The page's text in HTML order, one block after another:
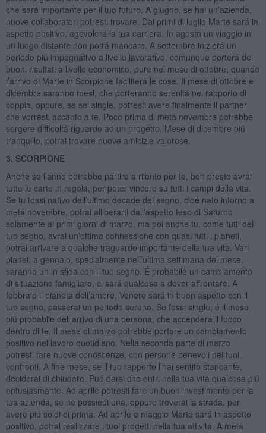
che sará importante per il tuo futuro. A giugno, se hai un’azienda,
nuove collaboratori potresti trovare. Dai primi di luglio Marte sará in
aspetto positivo, agevolerá la tua carriera. In agosto un viaggio in
un luogo distante non potrá mancare. A settembre inizierá un
periodo piú impegnativo a livello lavorativo, comunque porterá dei
buoni risultati a livello economico, pure nel mese di ottobre, quando
l’arrivo di Marte in Scorpione faciliterá le cose. Il mese di ottobre e
dicembre saranno mesi, che porteranno serenitá nel rapporto di
coppia, oppure, se sei single, potresti avere finalmente il partner
che vorresti accanto a te. Poco prima di metá novembre potrebbe
sorgere difficoltá riguardo ad un progetto. Mese di dicembre piú
tranquillo, potrai trovare nuove amicizie valorose.
3. SCORPIONE
Anche se l’anno potrebbe partire a rilento per te, ben presto avrai
tutte le carte in regola, per poter vincere su tutti i campi della vita.
Se tu fossi nativo dell’ultimo decade del segno, cioé nato intorno a
metá novembre, potrai alliberarti dall’aspetto teso di Saturno
solamente ai primi giorni di marzo, ma poi anche tu, come tutti del
tuo segno, avrai un’ottima connessione con quasi tutti i pianeti,
potrai arrivare a qualche traguardo importante della tua vita. Vari
pianeti a gennaio, specialmente nell’ultima settimana del mese,
saranno un in sfida con il tuo segno. É probabile un cambiamento
di situazione famigliare, ci sará qualcosa a dover affrontare. A
febbraio il pianeta dell’amore, Venere sará in buon aspetto con il
tuo segno, passerai un periodo sereno. Se fossi single, é il mese
piú probabile dell’arrivo di una persona, che accenderá il fuoco
dentro di te. Il mese di marzo potrebbe portare un cambiamento
positivo nel lavoro quotidiano. Nella seconda parte di marzo
potresti fare nuove conoscenze, con persone benevoli nei tuoi
confronti. A fine mese, se il tuo rapporto l’hai sentito stancante,
deciderai di chiudere. Puó darsi che entri nella tua vita qualcosa piú
entusiasmante. Ad aprile potresti fare un buon investimento per la
tua azienda, se ne possiedi una, oppure troverai la strada, per
avere piú soldi di prima. Ad aprile e maggio Marte sará in aspetto
positivo, potrai realizzare i tuoi progetti nella tua attivitá. A metá